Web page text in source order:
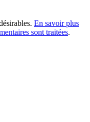
En savoir plus
sont traitées.